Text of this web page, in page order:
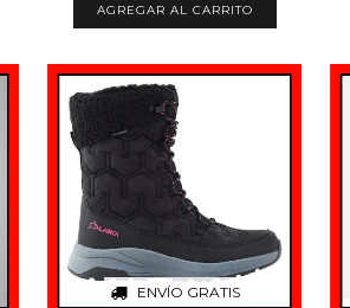
AGREGAR AL CARRITO
ENVÍO GRATIS